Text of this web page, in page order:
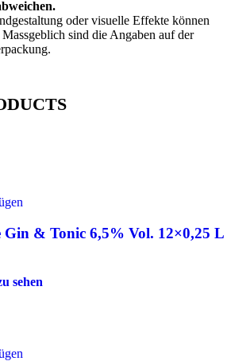
oder visuelle Effekte können
sind die Angaben auf der
& Tonic 6,5% Vol. 12×0,25 L
sehen